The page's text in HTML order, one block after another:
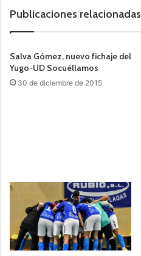
Publicaciones relacionadas
Salva Gómez, nuevo fichaje del
Yugo-UD Socuéllamos
30 de diciembre de 2015